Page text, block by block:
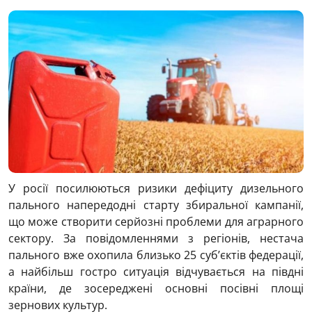
У росії посилюються ризики дефіциту дизельного
пального напередодні старту збиральної кампанії,
що може створити серйозні проблеми для аграрного
сектору. За повідомленнями з регіонів, нестача
пального вже охопила близько 25 суб’єктів федерації,
а найбільш гостро ситуація відчувається на півдні
країни, де зосереджені основні посівні площі
зернових культур.